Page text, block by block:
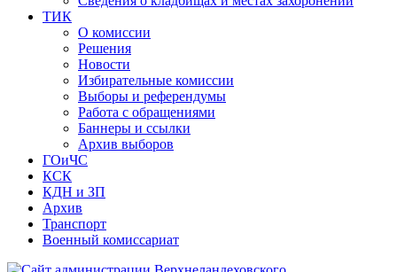
ТИК
О комиссии
Решения
Новости
Избирательные комиссии
Выборы и референдумы
Работа с обращениями
Баннеры и ссылки
Архив выборов
ГОиЧС
КСК
КДН и ЗП
Архив
Транспорт
Военный комиссариат